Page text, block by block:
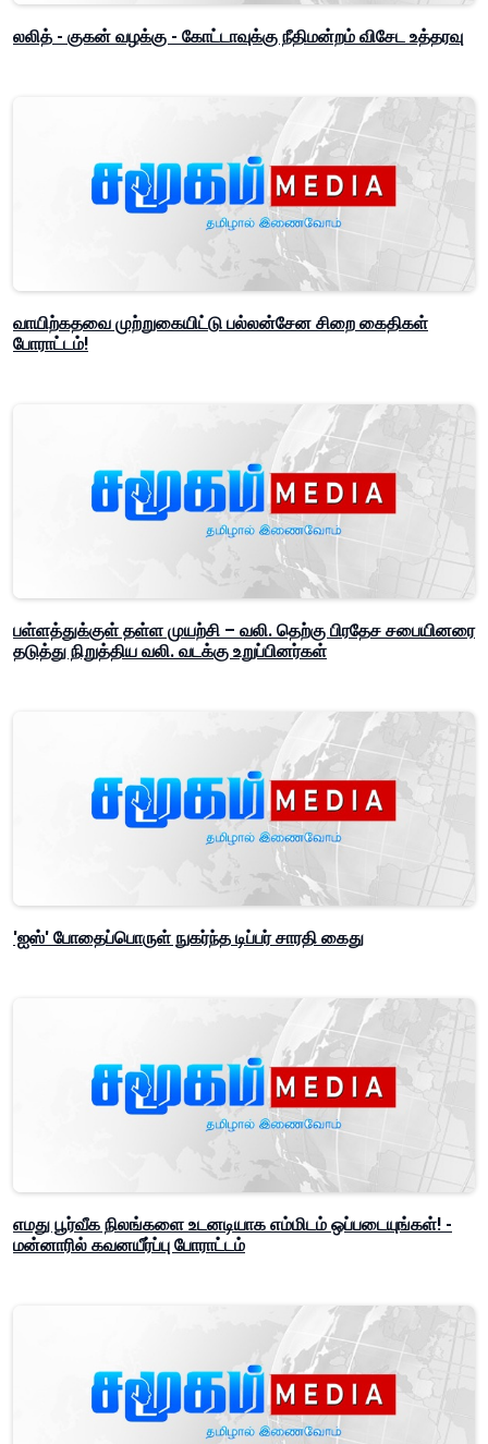
லலித் - குகன் வழக்கு - கோட்டாவுக்கு நீதிமன்றம் விசேட உத்தரவு
வாயிற்கதவை முற்றுகையிட்டு பல்லன்சேன சிறை கைதிகள்
போராட்டம்!
பள்ளத்துக்குள் தள்ள முயற்சி – வலி. தெற்கு பிரதேச சபையினரை
தடுத்து நிறுத்திய வலி. வடக்கு உறுப்பினர்கள்
'ஐஸ்' போதைப்பொருள் நுகர்ந்த டிப்பர் சாரதி கைது
எமது பூர்வீக நிலங்களை உடனடியாக எம்மிடம் ஒப்படையுங்கள்! -
மன்னாரில் கவனயீர்ப்பு போராட்டம்